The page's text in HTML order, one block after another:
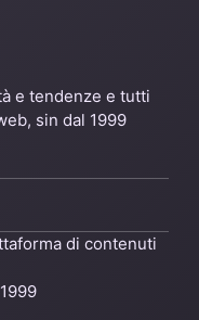
e tendenze e tutti
sin dal 1999
di contenuti